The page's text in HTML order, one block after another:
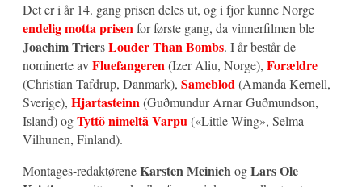
Det er i år 14. gang prisen deles ut, og i fjor kunne Norge
endelig motta prisenfor første gang, da vinnerfilmen ble
Joachim TriersLouder Than Bombs. I år består de
nominerte avFluefangeren(Izer Aliu, Norge), Forældre
(Christian Tafdrup, Danmark), Sameblod(Amanda Kernell,
Sverige), Hjartasteinn(Guðmundur Arnar Guðmundson,
Island) ogTyttö nimeltä Varpu(«Little Wing», Selma
Vilhunen, Finland).
Montages-redaktøreneKarsten MeinichogLars Ole